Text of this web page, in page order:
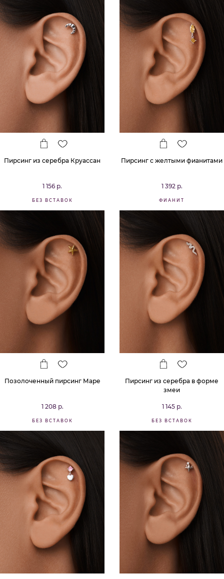
Пирсинг из серебра Круассан
1 156 р.
БЕЗ ВСТАВОК
Пирсинг с желтыми фианитами
1 392 р.
ФИАНИТ
Позолоченный пирсинг Маре
1 208 р.
БЕЗ ВСТАВОК
Пирсинг из серебра в форме
змеи
1 145 р.
БЕЗ ВСТАВОК